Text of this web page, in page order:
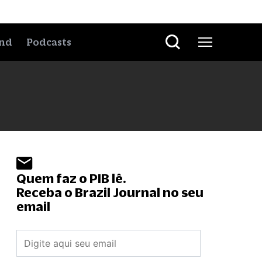
Podcasts
Quem faz o PIB lê.
Receba o Brazil Journal no seu
email